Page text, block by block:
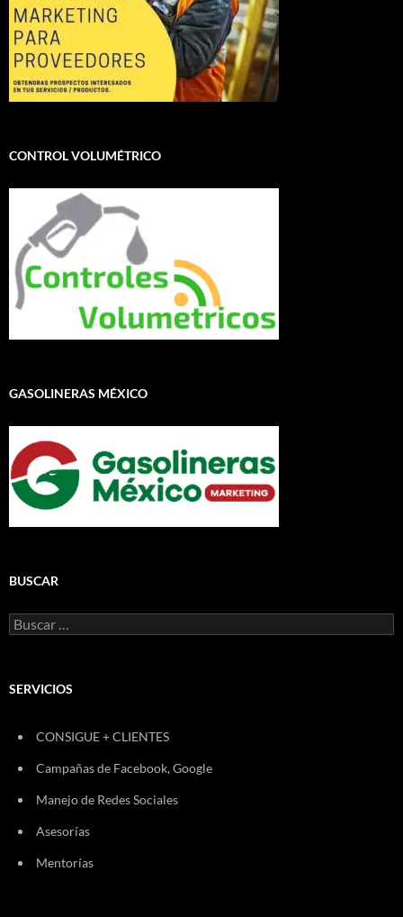
CONTROL VOLUMÉTRICO
GASOLINERAS MÉXICO
BUSCAR
Buscar:
SERVICIOS
CONSIGUE + CLIENTES
Campañas de Facebook, Google
Manejo de Redes Sociales
Asesorías
Mentorías